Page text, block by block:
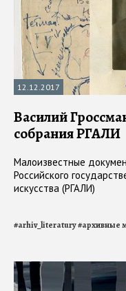
12.12.2017
Василий
собрания РГАЛИ
Малоизвестные
Российского
искусства (РГАЛИ)
#arhiv_literatury#архивные